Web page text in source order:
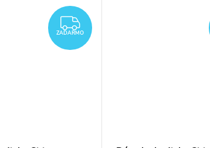
ZADARMO
ZADARMO